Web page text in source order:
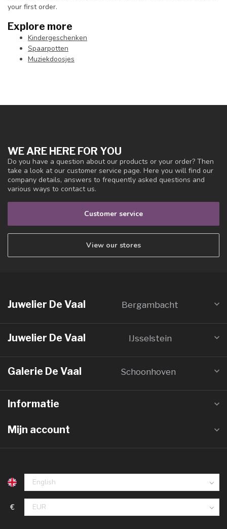
your first order.
Explore more
Kindergeschenken
Spaarpotten
Muziekdoosjes
WE ARE HERE FOR YOU
Do you have a question about our products or your order? Then
take a look at our customer service page. Here you will find our
company details, answers to frequently asked questions and
various ways to contact us.
Customer service
View our stores
Juwelier De Vaal Bergambacht
Juwelier De Vaal IJsselstein
Galerie De Vaal Schoonhoven
Informatie
Mijn account
€